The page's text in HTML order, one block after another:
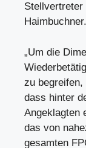
Stellvertreter
Haimbuchner.
„Um die
zu
dass hinter
Angeklagten
das von
gesamten